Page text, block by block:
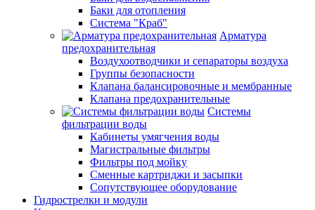
Баки для отопления
Система "Краб"
Арматура
предохранительная
Воздухоотводчики и сепараторы воздуха
Группы безопасности
Клапана балансировочные и мембранные
Клапана предохранительные
Системы
фильтрации воды
Кабинеты умягчения воды
Магистральные фильтры
Фильтры под мойку
Сменные картриджи и засыпки
Сопутствующее оборудование
Гидрострелки и модули